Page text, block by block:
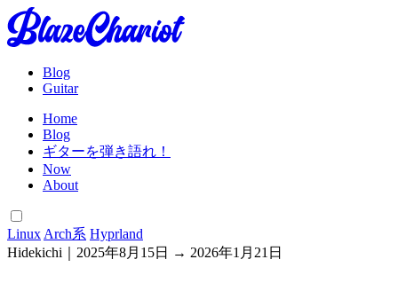
Blog
Guitar
Home
Blog
ギターを弾き語れ！
Now
About
Linux Arch系 Hyprland
Hidekichi
2025年8月15日 → 2026年1月21日